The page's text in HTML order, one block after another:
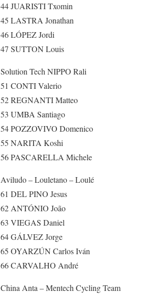
44 JUARISTI Txomin
45 LASTRA Jonathan
46 LÓPEZ Jordi
47 SUTTON Louis
Solution Tech NIPPO Rali
51 CONTI Valerio
52 REGNANTI Matteo
53 UMBA Santiago
54 POZZOVIVO Domenico
55 NARITA Koshi
56 PASCARELLA Michele
Aviludo – Louletano – Loulé
61 DEL PINO Jesus
62 ANTÓNIO João
63 VIEGAS Daniel
64 GÁLVEZ Jorge
65 OYARZÚN Carlos Iván
66 CARVALHO André
China Anta – Mentech Cycling Team